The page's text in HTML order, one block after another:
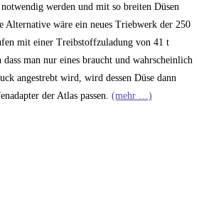
werden und mit so breiten Düsen
Alternative wäre ein neues Triebwerk der 250
mit einer Treibstoffzuladung von 41 t
man nur eines braucht und wahrscheinlich
angestrebt wird, wird dessen Düse dann
der Atlas passen. (mehr …)